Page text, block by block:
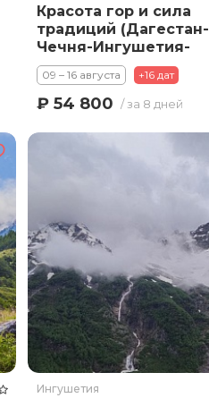
Красота гор и сила
традиций (Дагестан-
Чечня-Ингушетия-
Осетия) заезды по
воскресеньям
09 – 16 августа +16 дат
₽ 54 800 / за 8 дней
Ингушетия